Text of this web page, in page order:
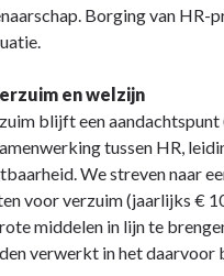
Borging van HR-
en welzijn
blijft een
tussen HR,
We streven naar
voor verzuim (jaarlijks €
middelen in lijn te
verwerkt in het daarvoor